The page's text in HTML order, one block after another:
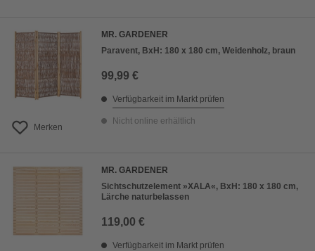
Merken
MR. GARDENER
Paravent, BxH: 180 x 180 cm, Weidenholz, braun
99,99 €
Verfügbarkeit im Markt prüfen
Nicht online erhältlich
MR. GARDENER
Sichtschutzelement »XALA«, BxH: 180 x 180 cm,
Lärche naturbelassen
119,00 €
Verfügbarkeit im Markt prüfen